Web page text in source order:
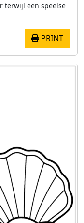
terwijl een speelse
PRINT